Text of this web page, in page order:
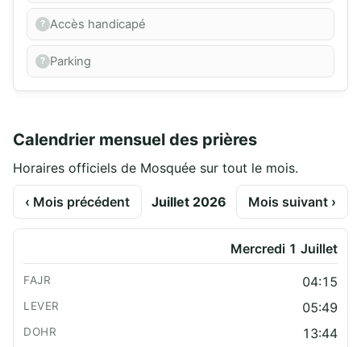
Accès handicapé
Parking
Calendrier mensuel des prières
Horaires officiels de Mosquée sur tout le mois.
‹ Mois précédent Juillet 2026 Mois suivant ›
Mercredi 1 Juillet
04:15
05:49
13:44